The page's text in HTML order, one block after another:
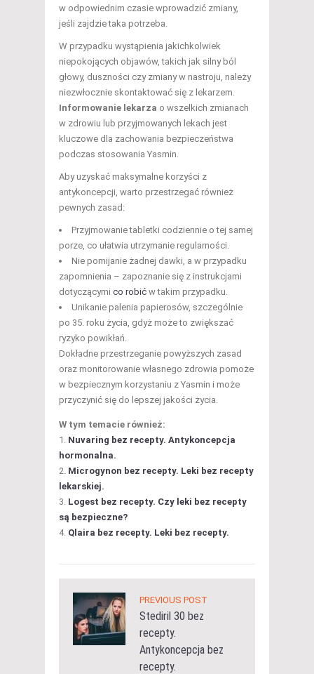
w odpowiednim czasie wprowadzić zmiany,
jeśli zajdzie taka potrzeba.
W przypadku wystąpienia jakichkolwiek
niepokojących objawów, takich jak silny ból
głowy, duszności czy zmiany w nastroju, należy
niezwłocznie skontaktować się z lekarzem.
Informowanie lekarza o wszelkich zmianach
w zdrowiu lub przyjmowanych lekach jest
kluczowe dla zachowania bezpieczeństwa
podczas stosowania Yasmin.
Aby uzyskać maksymalne korzyści z
antykoncepcji, warto przestrzegać również
pewnych zasad:
Przyjmowanie tabletki codziennie o tej samej
porze, co ułatwia utrzymanie regularności.
Nie pomijanie żadnej dawki, a w przypadku
zapomnienia – zapoznanie się z instrukcjami
dotyczącymi co robić w takim przypadku.
Unikanie palenia papierosów, szczególnie
po 35. roku życia, gdyż może to zwiększać
ryzyko powikłań.
Dokładne przestrzeganie powyższych zasad
oraz monitorowanie własnego zdrowia pomoże
w bezpiecznym korzystaniu z Yasmin i może
przyczynić się do lepszej jakości życia.
W tym temacie również:
Nuvaring bez recepty. Antykoncepcja
hormonalna.
Microgynon bez recepty. Leki bez recepty
lekarskiej.
Logest bez recepty. Czy leki bez recepty
są bezpieczne?
Qlaira bez recepty. Leki bez recepty.
PREVIOUS POST
Stediril 30 bez
recepty.
Antykoncepcja bez
recepty.